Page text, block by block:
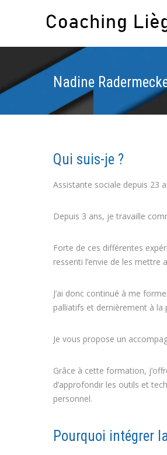
Nadine
Qui suis-je ?
Assistante sociale depuis 23
Depuis 3 ans, je travaille
Forte de ces différentes
ressenti l’envie de les mettre
J’ai donc continué à me
palliatifs et dernièrement à la
Je vous propose un
Grâce à cette formation,
d’approfondir les outils et
personnel.
Pourquoi intégrer